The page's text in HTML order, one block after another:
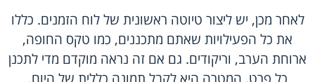
לאחר מכן, יש ליצור טיוטה ראשונית של לוח הזמנים. כללו
את כל הפעילויות שאתם מתכננים, כמו טקס החופה,
ארוחת הערב, וריקודים. גם אם זה נראה מוקדם מדי לתכנן
כל פרט, המטרה היא לקבל תמונה כללית של היום.